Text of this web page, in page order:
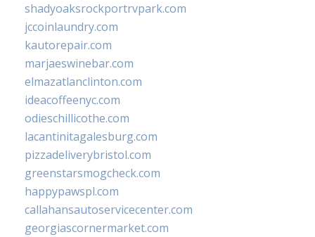
shadyoaksrockportrvpark.com
jccoinlaundry.com
kautorepair.com
marjaeswinebar.com
elmazatlanclinton.com
ideacoffeenyc.com
odieschillicothe.com
lacantinitagalesburg.com
pizzadeliverybristol.com
greenstarsmogcheck.com
happypawspl.com
callahansautoservicecenter.com
georgiascornermarket.com